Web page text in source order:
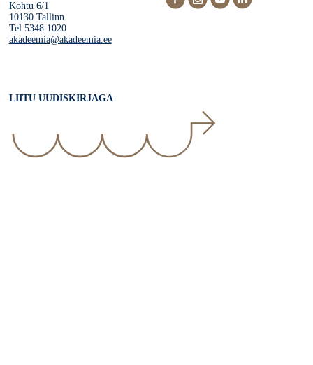
Kohtu 6/1
10130 Tallinn
Tel 5348 1020
akadeemia@akadeemia.ee
LIITU UUDISKIRJAGA